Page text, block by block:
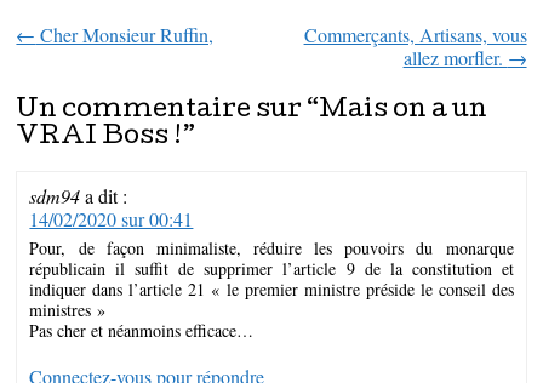
Parcourir les articles
← Cher Monsieur Ruffin,
Commerçants, Artisans, vous
allez morfler. →
Un commentaire sur “Mais on a un
VRAI Boss !”
sdm94 a dit :
14/02/2020 sur 00:41
Pour, de façon minimaliste, réduire les pouvoirs du monarque
républicain il suffit de supprimer l’article 9 de la constitution et
indiquer dans l’article 21 « le premier ministre préside le conseil des
ministres »
Pas cher et néanmoins efficace…
Connectez-vous pour répondre